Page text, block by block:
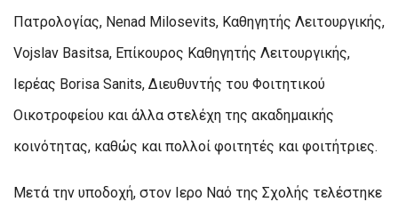
Πατρολογίας, Nenad Milosevits, Καθηγητής Λειτουργικής,
Vojslav Basitsa, Επίκουρος Καθηγητής Λειτουργικής,
Ιερέας Borisa Sanits, Διευθυντής του Φοιτητικού
Οικοτροφείου και άλλα στελέχη της ακαδημαικής
κοινότητας, καθώς και πολλοί φοιτητές και φοιτήτριες.
Μετά την υποδοχή, στον Ιερο Ναό της Σχολής τελέστηκε